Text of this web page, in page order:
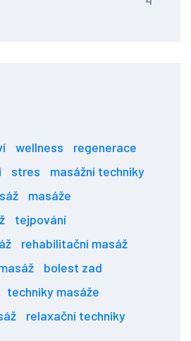
wellness
regenerace
stres
masážní techniky
masáže
tejpování
rehabilitační masáž
bolest zad
techniky masáže
relaxační techniky